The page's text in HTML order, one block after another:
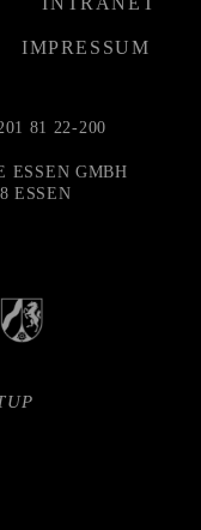
IMPRESSUM
81 22-200
ESSEN GMBH
ESSEN